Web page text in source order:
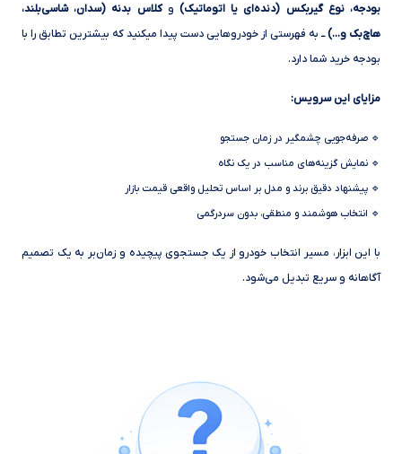
بودجه، نوع گیربکس (دنده‌ای یا اتوماتیک)وکلاس بدنه (سدان، شاسی‌بلند،
هاچ‌بک و…)ــ به فهرستی از خودروهایی دست پیدا میکنید که بیشترین تطابق را با
بودجه خرید شما دارد.
مزایای این سرویس:
🔹 صرفه‌جویی چشمگیر در زمان جستجو
🔹 نمایش گزینه‌های مناسب در یک نگاه
🔹 پیشنهاد دقیق برند و مدل بر اساس تحلیل واقعی قیمت بازار
🔹 انتخاب هوشمند و منطقی، بدون سردرگمی
با این ابزار، مسیر انتخاب خودرو از یک جستجوی پیچیده و زمان‌بر به یک تصمیم
آگاهانه و سریع تبدیل می‌شود.